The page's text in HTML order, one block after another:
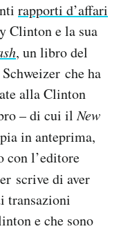
rapporti d’affari
Clinton e la sua
, un libro del
che ha
alla Clinton
– di cui ilNew
in anteprima,
con l’editore
scrive di aver
transazioni
e che sono